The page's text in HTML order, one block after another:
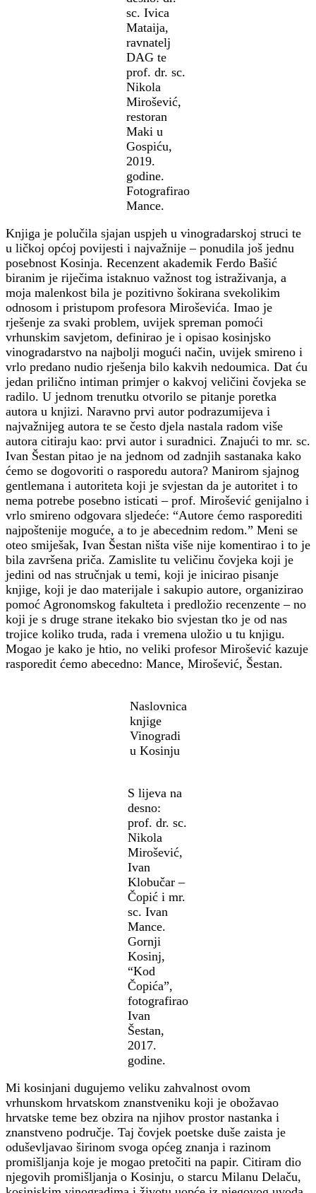
sc. Ivica
Mataija,
ravnatelj
DAG te
prof. dr. sc.
Nikola
Mirošević,
restoran
Maki u
Gospiću,
2019.
godine.
Fotografirao
Mance.
Knjiga je polučila sjajan uspjeh u vinogradarskoj struci te
u ličkoj općoj povijesti i najvažnije – ponudila još jednu
posebnost Kosinja. Recenzent akademik Ferdo Bašić
biranim je riječima istaknuo važnost tog istraživanja, a
moja malenkost bila je pozitivno šokirana svekolikim
odnosom i pristupom profesora Miroševića. Imao je
rješenje za svaki problem, uvijek spreman pomoći
vrhunskim savjetom, definirao je i opisao kosinjsko
vinogradarstvo na najbolji mogući način, uvijek smireno i
vrlo predano nudio rješenja bilo kakvih nedoumica. Dat ću
jedan prilično intiman primjer o kakvoj veličini čovjeka se
radilo. U jednom trenutku otvorilo se pitanje poretka
autora u knjizi. Naravno prvi autor podrazumijeva i
najvažnijeg autora te se često djela nastala radom više
autora citiraju kao: prvi autor i suradnici. Znajući to mr. sc.
Ivan Šestan pitao je na jednom od zadnjih sastanaka kako
ćemo se dogovoriti o rasporedu autora? Manirom sjajnog
gentlemana i autoriteta koji je svjestan da je autoritet i to
nema potrebe posebno isticati – prof. Mirošević genijalno i
vrlo smireno odgovara sljedeće: “Autore ćemo rasporediti
najpoštenije moguće, a to je abecednim redom.” Meni se
oteo smiješak, Ivan Šestan ništa više nije komentirao i to je
bila završena priča. Zamislite tu veličinu čovjeka koji je
jedini od nas stručnjak u temi, koji je inicirao pisanje
knjige, koji je dao materijale i sakupio autore, organizirao
pomoć Agronomskog fakulteta i predložio recenzente – no
koji je s druge strane itekako bio svjestan tko je od nas
trojice koliko truda, rada i vremena uložio u tu knjigu.
Mogao je kako je htio, no veliki profesor Mirošević kazuje
rasporedit ćemo abecedno: Mance, Mirošević, Šestan.
Naslovnica
knjige
Vinogradi
u Kosinju
S lijeva na
desno:
prof. dr. sc.
Nikola
Mirošević,
Ivan
Klobučar –
Čopić i mr.
sc. Ivan
Mance.
Gornji
Kosinj,
“Kod
Čopića”,
fotografirao
Ivan
Šestan,
2017.
godine.
Mi kosinjani dugujemo veliku zahvalnost ovom
vrhunskom hrvatskom znanstveniku koji je obožavao
hrvatske teme bez obzira na njihov prostor nastanka i
znanstveno područje. Taj čovjek poetske duše zaista je
oduševljavao širinom svoga općeg znanja i razinom
promišljanja koje je mogao pretočiti na papir. Citiram dio
njegovih promišljanja o Kosinju, o starcu Milanu Delaču,